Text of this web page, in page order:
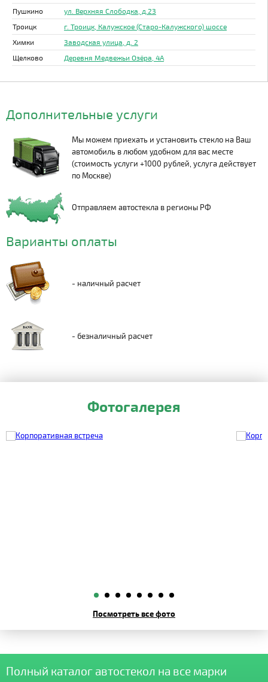
Пушкино
ул. Верхняя Слободка, д.23
Троицк
г. Троицк, Калужское (Старо-Калужского) шоссе
Химки
Заводская улица, д. 2
Щелково
Деревня Медвежьи Озёра, 4А
Дополнительные услуги
Мы можем приехать и установить стекло на Ваш
автомобиль в любом удобном для вас месте
(стоимость услуги +1000 рублей, услуга действует
по Москве)
Отправляем автостекла в регионы РФ
Варианты оплаты
- наличный расчет
- безналичный расчет
Фотогалерея
Посмотреть все фото
Полный каталог автостекол на все марки